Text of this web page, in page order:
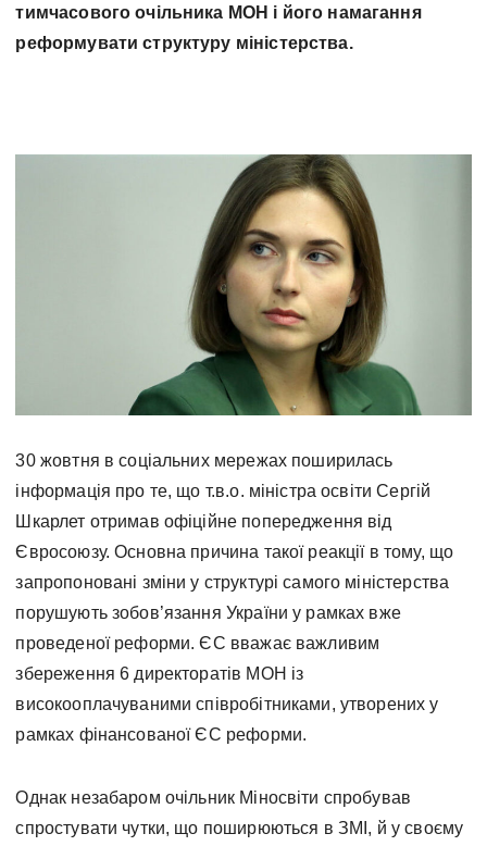
тимчасового очільника МОН і його намагання
реформувати структуру міністерства.
30 жовтня в соціальних мережах поширилась
інформація про те, що т.в.о. міністра освіти Сергій
Шкарлет отримав офіційне попередження від
Євросоюзу. Основна причина такої реакції в тому, що
запропоновані зміни у структурі самого міністерства
порушують зобов’язання України у рамках вже
проведеної реформи. ЄС вважає важливим
збереження 6 директоратів МОН із
високооплачуваними співробітниками, утворених у
рамках фінансованої ЄС реформи.
Однак незабаром очільник Міносвіти спробував
спростувати чутки, що поширюються в ЗМІ, й у своєму